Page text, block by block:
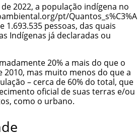
2022, a população indígena no
1.693.535 pessoas, das quais
Indígenas já declaradas ou
20% a mais do que o
2010, mas muito menos do que a
– cerca de 60% do total, que
oficial de suas terras e/ou
como o urbano.